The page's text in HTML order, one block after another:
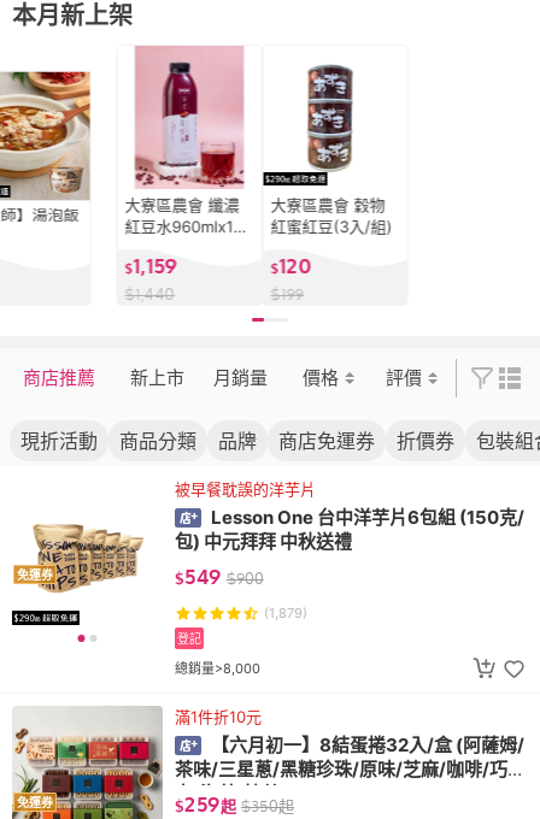
本月新上架
】湯泡飯
大寮區農會 纖濃
紅豆水960mlx12
$1,159
$1,440
大寮區農會 穀物
紅蜜紅豆(3入/組)
$120
$199
商店推薦 新上市 月銷量 價格 評價
現折活動 商品分類 品牌 商店免運券 折價券 包裝組
免運券
被早餐耽誤的洋芋片
Lesson One 台中洋芋片6包組 (150克/
包) 中元拜拜 中秋送禮
$549 $900
(1,879)
總銷量>8,000
登記
免運券
滿1件折10元
【六月初一】8結蛋捲32入/盒 (阿薩姆/
茶味/三星蔥/黑糖珍珠/原味/芝麻/咖啡/巧克
力/海苔/抹茶)
$259起 $350起